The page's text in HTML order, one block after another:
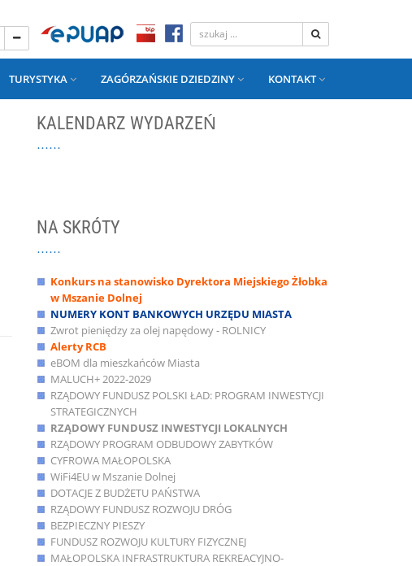
TURYSTYKA ZAGÓRZAŃSKIE DZIEDZINY KONTAKT
KALENDARZ WYDARZEŃ
NA SKRÓTY
Konkurs na stanowisko Dyrektora Miejskiego Żłobka
w Mszanie Dolnej
NUMERY KONT BANKOWYCH URZĘDU MIASTA
Zwrot pieniędzy za olej napędowy - ROLNICY
Alerty RCB
eBOM dla mieszkańców Miasta
MALUCH+ 2022-2029
RZĄDOWY FUNDUSZ POLSKI ŁAD: PROGRAM INWESTYCJI
STRATEGICZNYCH
RZĄDOWY FUNDUSZ INWESTYCJI LOKALNYCH
RZĄDOWY PROGRAM ODBUDOWY ZABYTKÓW
CYFROWA MAŁOPOLSKA
WiFi4EU w Mszanie Dolnej
DOTACJE Z BUDŻETU PAŃSTWA
RZĄDOWY FUNDUSZ ROZWOJU DRÓG
BEZPIECZNY PIESZY
FUNDUSZ ROZWOJU KULTURY FIZYCZNEJ
MAŁOPOLSKA INFRASTRUKTURA REKREACYJNO-